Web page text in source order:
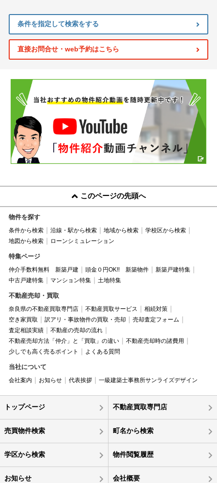
条件を指定して検索をする
直接お問合せ・web予約はこちら
このページの先頭へ
物件を探す
条件から検索 沿線・駅から検索 地域から検索
学校区から検索
地図から検索
ローンシミュレーション
特集ページ
仲介手数料無料 新築戸建 頭金０円OK!! 新築物件
新築戸建特集
中古戸建特集
マンション特集 土地特集
不動産売却・買取
奈良県の不動産買取専門店 不動産買取サービス
相続対策
空き家買取
訳アリ・事故物件の買取・売却
売却査定フォーム
査定相談実績
不動産の売却の流れ
不動産売却方法「仲介」と「買取」の違い
不動産売却時の諸費用
少しでも高く売るポイント
よくある質問
当社について
会社案内 お知らせ 代表挨拶 一級建築士事務所サンライズデザイン
トップページ 不動産買取専門店
売買物件検索 町名から検索
学区から検索 物件閲覧履歴
お知らせ 会社概要